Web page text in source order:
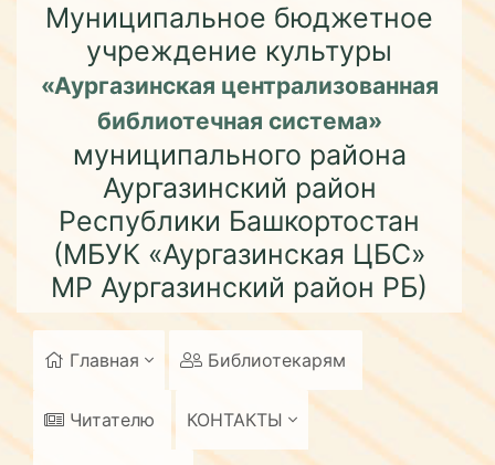
Муниципальное бюджетное
учреждение культуры
«Аургазинская централизованная
библиотечная система»
муниципального района
Аургазинский район
Республики Башкортостан
(МБУК «Аургазинская ЦБС»
МР Аургазинский район РБ)
Главная Библиотекарям
Читателю КОНТАКТЫ